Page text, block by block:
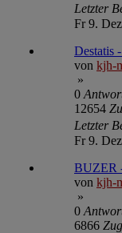
Letzter
Fr 9.
Destatis
von kjh-
»
0
12654
Letzter
Fr 9.
BUZER
von kjh-
»
0
6866